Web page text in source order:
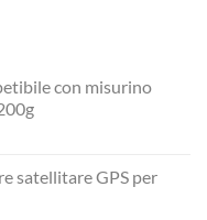
con misurino
satellitare GPS per